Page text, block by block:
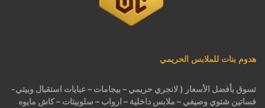
هدوم بنات للملابس الحريمي
تسوق بأفضل الأسعار ( لانجري حريمي – بيجامات – عبايات استقبال وبيتي-
فساتين شتوي وصيفي – ملابس داخلية – ارواب – سلوبيتات – كاش مايوه